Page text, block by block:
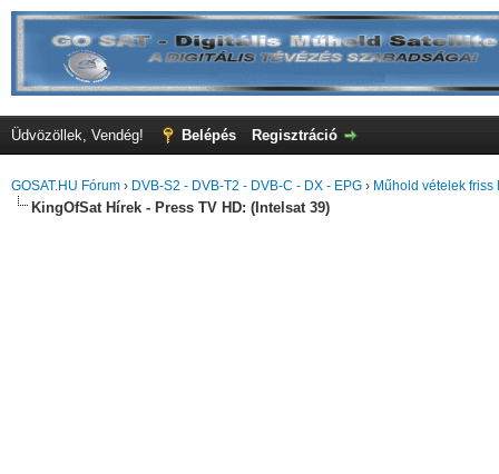
Üdvözöllek, Vendég! Belépés Regisztráció
GOSAT.HU Fórum › DVB-S2 - DVB-T2 - DVB-C - DX - EPG › Műhold vételek friss
KingOfSat Hírek - Press TV HD: (Intelsat 39)